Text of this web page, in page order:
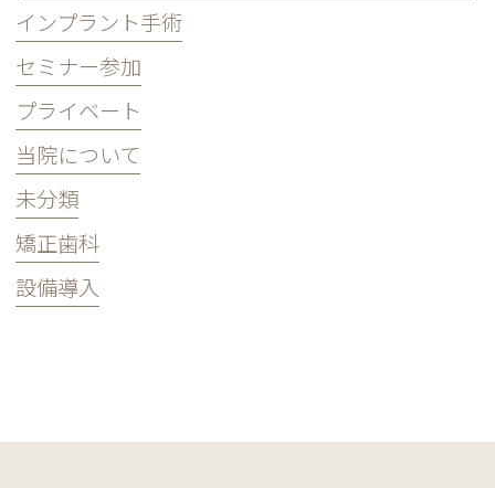
インプラント手術
セミナー参加
プライベート
当院について
未分類
矯正歯科
設備導入